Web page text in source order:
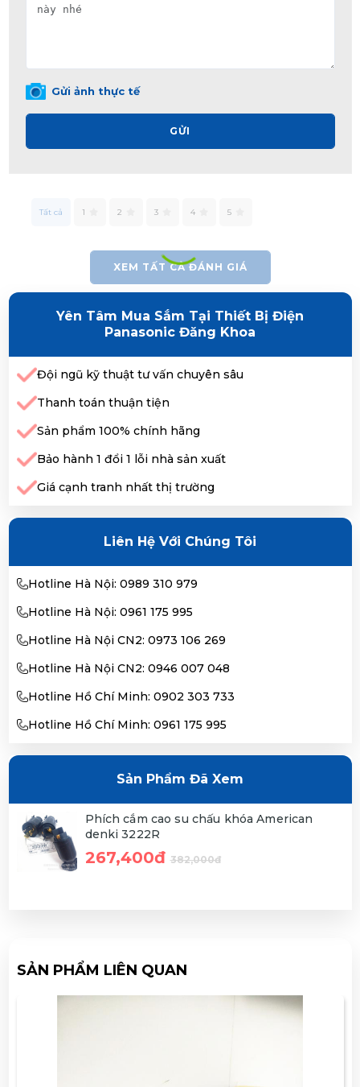
Gửi ảnh thực tế
GỬI
Tất cả 1 2 3 4 5
XEM TẤT CẢ ĐÁNH GIÁ
Yên Tâm Mua Sắm Tại Thiết Bị Điện
Panasonic Đăng Khoa
Đội ngũ kỹ thuật tư vấn chuyên sâu
Thanh toán thuận tiện
Sản phẩm 100% chính hãng
Bảo hành 1 đổi 1 lỗi nhà sản xuất
Giá cạnh tranh nhất thị trường
Liên Hệ Với Chúng Tôi
Hotline Hà Nội: 0989 310 979
Hotline Hà Nội: 0961 175 995
Hotline Hà Nội CN2: 0973 106 269
Hotline Hà Nội CN2: 0946 007 048
Hotline Hồ Chí Minh: 0902 303 733
Hotline Hồ Chí Minh: 0961 175 995
Sản Phẩm Đã Xem
Phích cắm cao su chấu khóa American
denki 3222R
267,400đ 382,000đ
SẢN PHẨM LIÊN QUAN